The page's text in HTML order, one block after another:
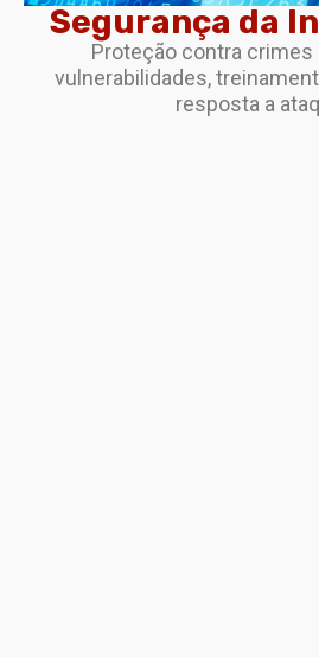
Segurança da
Proteção contra
vulnerabilidades,
resposta a